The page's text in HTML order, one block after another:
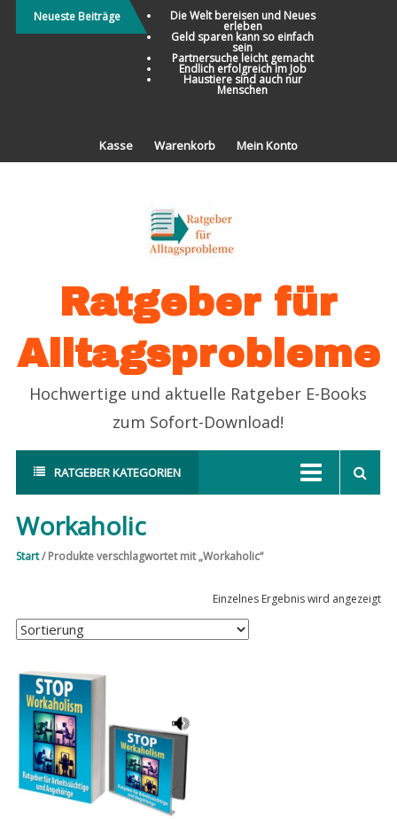
Direkt
zum
Neueste Beiträge Die Welt bereisen und Neues
erleben
Geld sparen kann so einfach
sein
Partnersuche leicht gemacht
Endlich erfolgreich im Job
Haustiere sind auch nur
Menschen
Kasse Warenkorb Mein Konto
Ratgeber für
Alltagsprobleme
Hochwertige und aktuelle Ratgeber E-Books
zum Sofort-Download!
RATGEBER KATEGORIEN
Workaholic
Start/ Produkte verschlagwortet mit „Workaholic“
Einzelnes Ergebnis wird angezeigt